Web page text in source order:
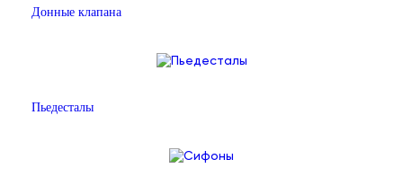
Донные клапана
Пьедесталы